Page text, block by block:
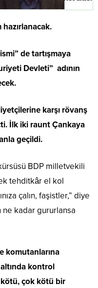
de tartışmaya
Devleti” adının
karşı rövanş
İlk iki raunt Çankaya
geçildi.
BDP milletvekili
tehditkâr el kol
çalın, faşistler,” diye
ne kadar gururlansa
komutanlarına
altında kontrol
kötü, çok kötü bir